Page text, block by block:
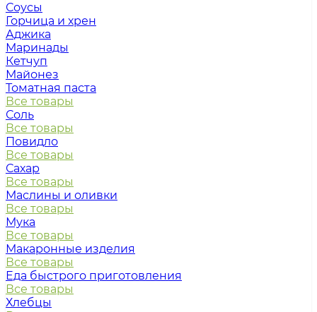
Соусы
Горчица и хрен
Аджика
Маринады
Кетчуп
Майонез
Томатная паста
Все товары
Соль
Все товары
Повидло
Все товары
Сахар
Все товары
Маслины и оливки
Все товары
Мука
Все товары
Макаронные изделия
Все товары
Еда быстрого приготовления
Все товары
Хлебцы